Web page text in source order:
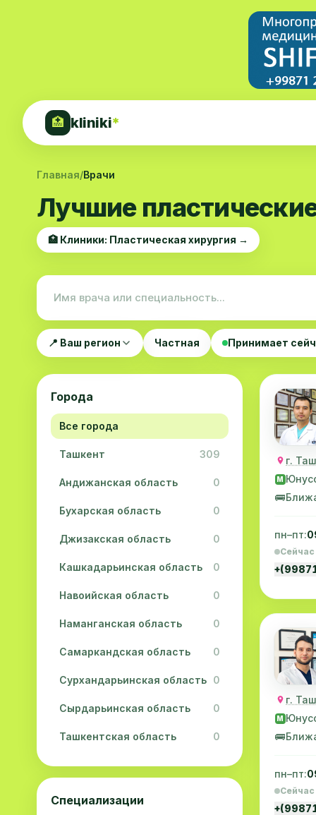
🏥 kliniki*
Главная/Врачи
Лучшие
🏥 Клиники: Пластическая хирургия →
📍 Ваш регион Частная Принимает
Города
Все города
Ташкент 309
Андижанская область 0
Бухарская область 0
Джизакская область 0
Кашкадарьинская область 0
Навоийская область 0
Наманганская область 0
Самаркандская область 0
Сурхандарьинская область 0
Сырдарьинская область 0
Ташкентская область 0
Ферганская область 0
Специализации
г.
M
🚌
пн–пт:
г.
M
🚌
пн–пт: